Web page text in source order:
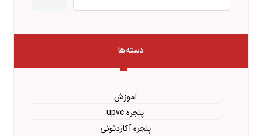
دسته‌ها
آموزش
پنجره upvc
پنجره آکاردئونی